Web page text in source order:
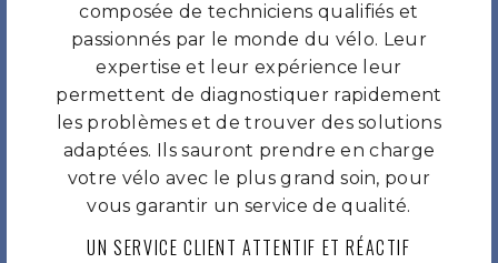
composée de techniciens qualifiés et
passionnés par le monde du vélo. Leur
expertise et leur expérience leur
permettent de diagnostiquer rapidement
les problèmes et de trouver des solutions
adaptées. Ils sauront prendre en charge
votre vélo avec le plus grand soin, pour
vous garantir un service de qualité.
UN SERVICE CLIENT ATTENTIF ET RÉACTIF